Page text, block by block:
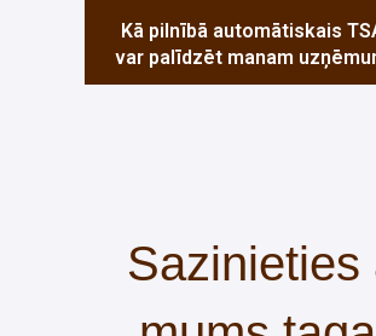
Kā pilnībā automātiskais
var palīdzēt manam
Sazinieties